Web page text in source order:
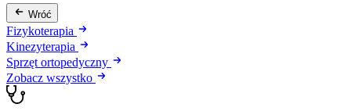
Wróć
Fizykoterapia
Kinezyterapia
Sprzęt ortopedyczny
Zobacz wszystko